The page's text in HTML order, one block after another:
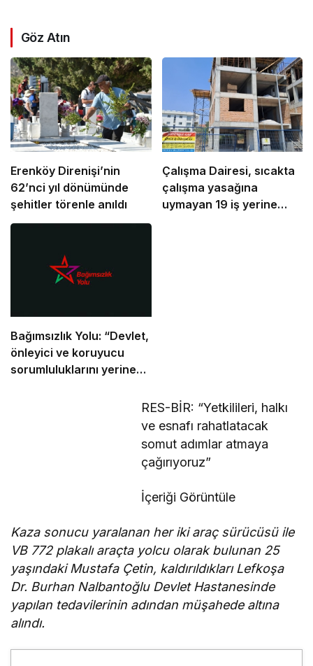
Göz Atın
Erenköy Direnişi’nin
62’nci yıl dönümünde
şehitler törenle anıldı
Çalışma Dairesi, sıcakta
çalışma yasağına
uymayan 19 iş yerine
Bağımsızlık Yolu: “Devlet,
önleyici ve koruyucu
sorumluluklarını yerine
RES-BİR: “Yetkilileri, halkı
ve esnafı rahatlatacak
somut adımlar atmaya
çağırıyoruz”
İçeriği Görüntüle
Kaza sonucu yaralanan her iki araç sürücüsü ile
VB 772 plakalı araçta yolcu olarak bulunan 25
yaşındaki Mustafa Çetin, kaldırıldıkları Lefkoşa
Dr. Burhan Nalbantoğlu Devlet Hastanesinde
yapılan tedavilerinin adından müşahede altına
alındı.